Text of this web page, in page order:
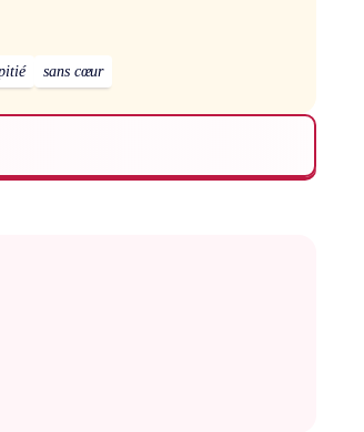
sans cœur